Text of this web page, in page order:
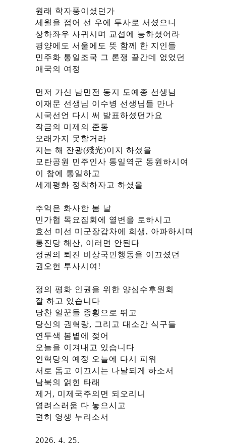
원래 학자풍이셨던가
세월을 접어 선 우에 투사로 서셨으니
상하좌우 사귀시며 교섭에 능하셨어라
평양에도 서울에도 뜻 함께 한 지인들
민주화 통일조국 그 론쟁 끝간데 없었던
애국의 여정
먼저 가신 남민전 동지 도예종 선생님
이재문 선생님 이수병 선생님들 만나
시국선언 다시 써 발표하셨던가요
작금의 미제의 준동
오래가지 못할거라
지는 해 잔광(殘光)이지 하셨을
모란공원 민주인사 통일역군 동원하시여
이 참에 통일하고
세계평화 정착하자고 하셨을
추억은 화사한 봄 날
민가협 목요집회에 열변을 토하시고
효선 미선 미군장갑차에 희생, 아파하시며
통진당 해산, 이러면 안된다
정권의 퇴진 비상국민행동을 이끄셨던
권오헌 투사시여!
정의 평화 인권을 위한 양심수후원회
잘 하고 있습니다
당찬 일꾼들 종횡으로 뛰고
당신의 권혁랑, 그리고 대소간 식구들
연두색 봄볕에 젖어
오늘을 이겨내고 있습니다
인혁당의 예정 오늘에 다시 피워
서로 돕고 이끄시는 나날되게 하소서
남북의 얽힌 타래
제거, 미제국주의면 되오리니
염려스러움 다 놓으시고
편히 영생 누리소서
2026. 4. 25.